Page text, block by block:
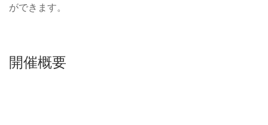
ができます。
開催概要